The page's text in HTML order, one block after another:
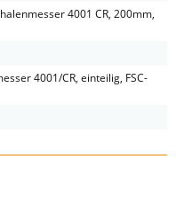
4001 CR, 200mm,
4001/CR, einteilig, FSC-